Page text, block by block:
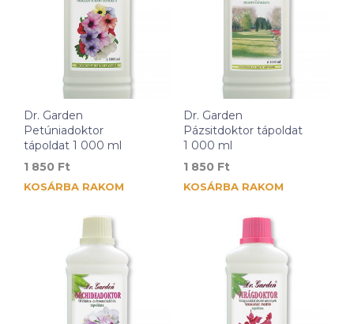
Dr. Garden
Petúniadoktor
tápoldat 1 000 ml
1 850 Ft
KOSÁRBA RAKOM
Dr. Garden
Pázsitdoktor tápoldat
1 000 ml
1 850 Ft
KOSÁRBA RAKOM